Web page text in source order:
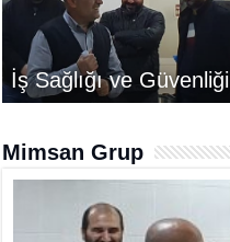
İş Sağlığı ve Güvenliği
Mimsan Grup